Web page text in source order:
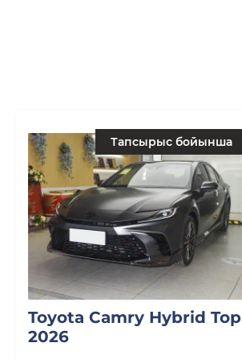
Тапсырыс бойынша
Toyota Camry Hybrid Top
2026